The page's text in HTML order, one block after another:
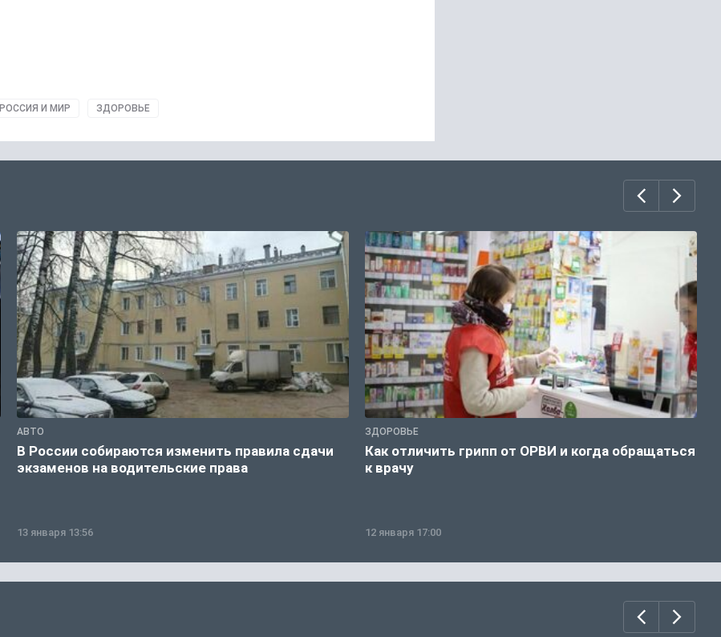
РОССИЯ И МИР ЗДОРОВЬЕ
АВТО
В России собираются изменить правила сдачи
экзаменов на водительские права
13 января 13:56
ЗДОРОВЬЕ
Как отличить грипп от ОРВИ и когда обращаться
к врачу
12 января 17:00